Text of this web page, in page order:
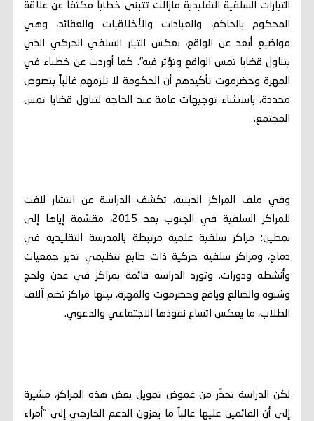
التيارات السلفية التقليدية مازالت تتبنى خطاباً مكثفاً عن علاقة
المحكوم بالحاكم، والعبادات والأخلاقيات والعقائد، وهي
مواضيع أبعد عن الواقع، بعكس التيار السلفي الحركي الذي
يتناول قضايا تمس الواقع وتؤثر فيه". كما أوردت عن خطباء في
المهرة وحضرموت تأكيدهم أن الحكومة لا تلزمهم غالباً بنصوص
محددة، باستثناء توجيهات عامة عند الحاجة لتناول قضايا تمس
المجتمع.
وفي ملف المراكز الدينية، تكشف الدراسة عن انتشار لافت
للمراكز السلفية في الجنوب بعد 2015، مقسّمة إياها إلى
نمطين: مراكز سلفية علمية مرتبطة بالمدرسة التقليدية في
دماج، ومراكز سلفية حركية ذات طابع تنظيمي تدير جمعيات
وأنشطة ودورات. وتورد الدراسة قائمة بمراكز في عدن ولحج
وشبوة والضالع ويافع وحضرموت والمهرة، بينها مراكز تضم آلاف
الطلاب، ما يعكس اتساع نفوذها الاجتماعي والدعوي.
لكن الدراسة تحذّر من غموض تمويل بعض هذه المراكز، مشيرة
إلى أن القائمين عليها غالباً ما يعزون الدعم الخارجي إلى "أمراء